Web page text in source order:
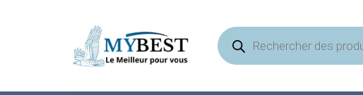
Recherche
de
produits